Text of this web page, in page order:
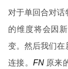
对于单回合对
的维度将会因
变。然后我们
连接。 FN原来